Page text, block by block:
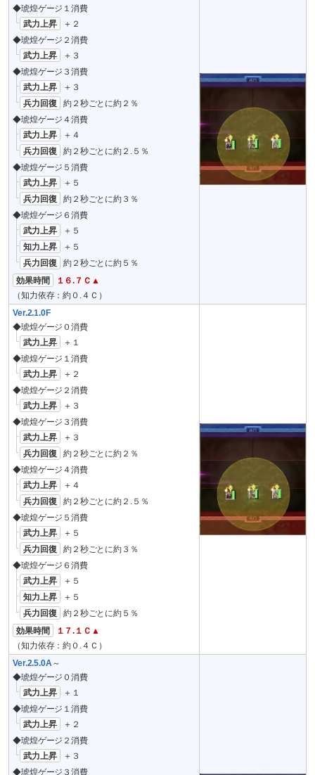
◆琥煌ゲージ１消費
武力上昇
＋２
◆琥煌ゲージ２消費
武力上昇
＋３
◆琥煌ゲージ３消費
武力上昇
＋３
兵力回復
約２秒ごとに約２％
◆琥煌ゲージ４消費
武力上昇
＋４
兵力回復
約２秒ごとに約２.５％
◆琥煌ゲージ５消費
武力上昇
＋５
兵力回復
約２秒ごとに約３％
◆琥煌ゲージ６消費
武力上昇
＋５
知力上昇
＋５
兵力回復
約２秒ごとに約５％
効果時間
１６.７Ｃ▲
（知力依存：約０.４Ｃ）
Ver.2.1.0F
◆琥煌ゲージ０消費
武力上昇
＋１
◆琥煌ゲージ１消費
武力上昇
＋２
◆琥煌ゲージ２消費
武力上昇
＋３
◆琥煌ゲージ３消費
武力上昇
＋３
兵力回復
約２秒ごとに約２％
◆琥煌ゲージ４消費
武力上昇
＋４
兵力回復
約２秒ごとに約２.５％
◆琥煌ゲージ５消費
武力上昇
＋５
兵力回復
約２秒ごとに約３％
◆琥煌ゲージ６消費
武力上昇
＋５
知力上昇
＋５
兵力回復
約２秒ごとに約５％
効果時間
１７.１Ｃ▲
（知力依存：約０.４Ｃ）
Ver.2.5.0A ～
◆琥煌ゲージ０消費
武力上昇
＋１
◆琥煌ゲージ１消費
武力上昇
＋２
◆琥煌ゲージ２消費
武力上昇
＋３
◆琥煌ゲージ３消費